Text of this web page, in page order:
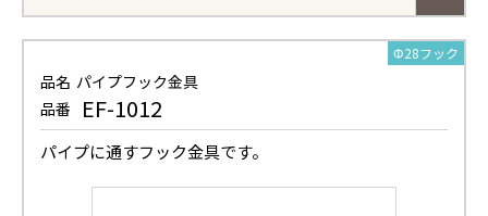
Φ28フック
品名 パイプフック金具
品番
EF-1012
パイプに通すフック金具です。